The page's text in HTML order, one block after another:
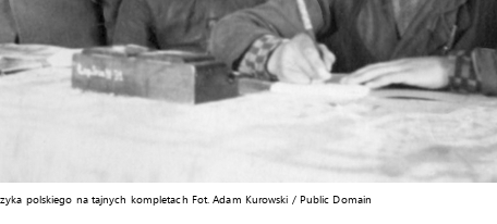
polskiego na tajnych kompletach Fot. Adam Kurowski / Public Domain